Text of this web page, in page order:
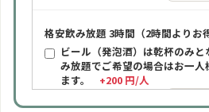
格安飲み放題 3時間（2時間よりお
ビール（発泡酒）は乾杯のみ
み放題でご希望の場合はお一
ます。
+200 円/人
1,590 円